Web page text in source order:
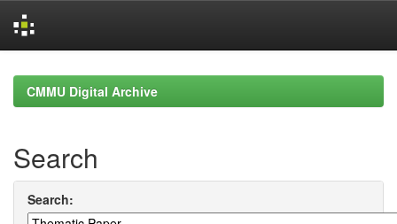
navigationCMMU Digital Archive
Search
Search: